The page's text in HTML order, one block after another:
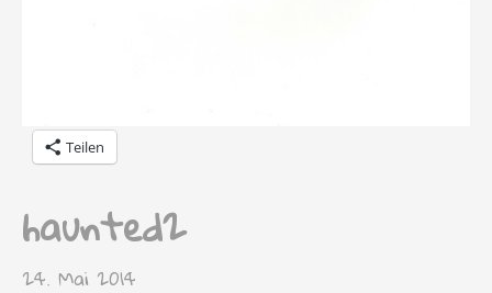
Teilen
haunted2
24. Mai 2014